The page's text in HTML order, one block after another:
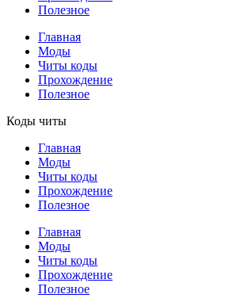
Полезное
Главная
Моды
Читы коды
Прохождение
Полезное
Коды читы
Главная
Моды
Читы коды
Прохождение
Полезное
Главная
Моды
Читы коды
Прохождение
Полезное